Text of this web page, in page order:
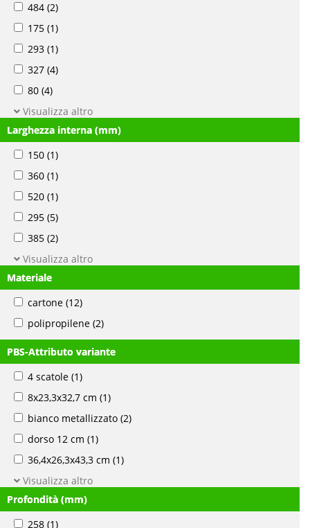
484 (2)
175 (1)
293 (1)
327 (4)
80 (4)
Visualizza altro
Larghezza interna (mm)
150 (1)
360 (1)
520 (1)
295 (5)
385 (2)
Visualizza altro
Materiale
cartone (12)
polipropilene (2)
PBS-Attributo variante
4 scatole (1)
8x23,3x32,7 cm (1)
bianco metallizzato (2)
dorso 12 cm (1)
36,4x26,3x43,3 cm (1)
Visualizza altro
Profondità (mm)
258 (1)